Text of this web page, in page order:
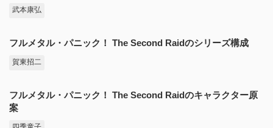
武本康弘
フルメタル・パニック！ The Second Raidのシリーズ構成
賀東招二
フルメタル・パニック！ The Second Raidのキャラクター原
案